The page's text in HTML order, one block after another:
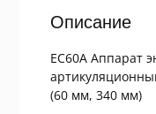
Описание
EC60A Аппарат
(60 мм, 340 мм)